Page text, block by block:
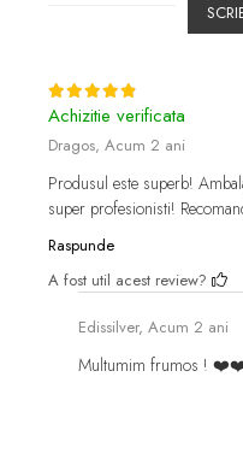
Achizitie verificata
Dragos, Acum 2 ani
Produsul este superb!
super profesionisti!
Raspunde
A fost util acest review?
Edissilver, Acum 2 ani
Multumim frumos !